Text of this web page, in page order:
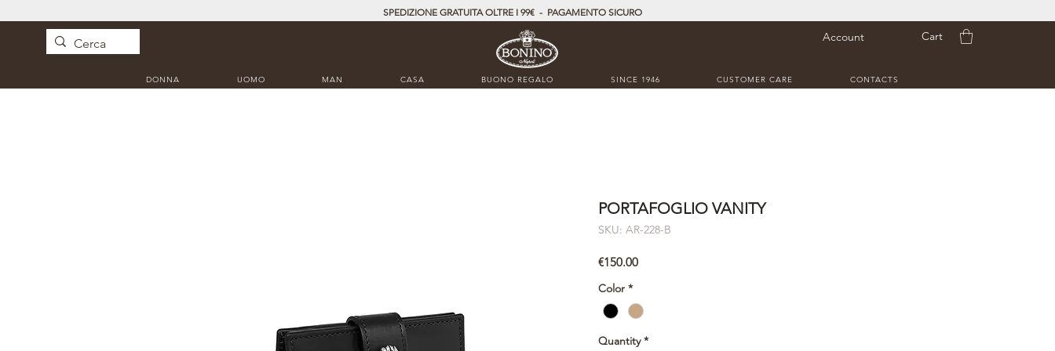
SPEDIZIONE GRATUITA OLTRE I 99€ - PAGAMENTO SICURO
Account Cart
DONNA UOMO MAN CASA BUONO REGALO SINCE 1946 CUSTOMER CARE CONTACTS
PORTAFOGLIO VANITY
SKU: AR-228-B
€150.00Price
Color *
Quantity *